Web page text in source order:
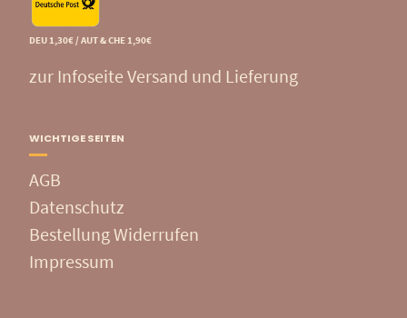
DEU 1,30€ / AUT & CHE 1,90€
zur Infoseite Versand und Lieferung
WICHTIGE SEITEN
AGB
Datenschutz
Bestellung Widerrufen
Impressum